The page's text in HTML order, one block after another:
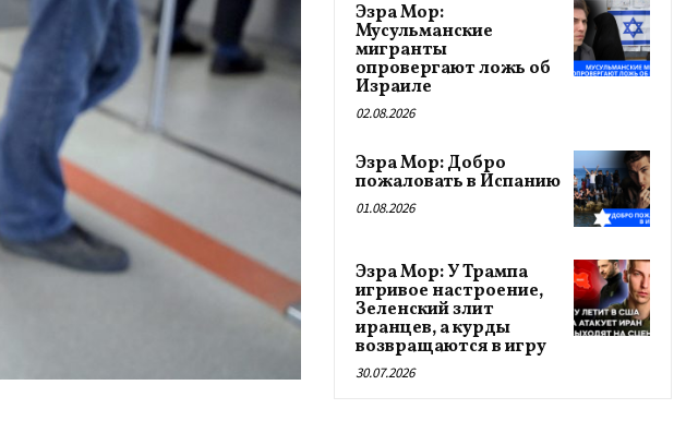
Эзра Мор:
Мусульманские
мигранты
опровергают ложь об
Израиле
02.08.2026
Эзра Мор: Добро
пожаловать в Испанию
01.08.2026
Эзра Мор: У Трампа
игривое настроение,
Зеленский злит
иранцев, а курды
возвращаются в игру
30.07.2026